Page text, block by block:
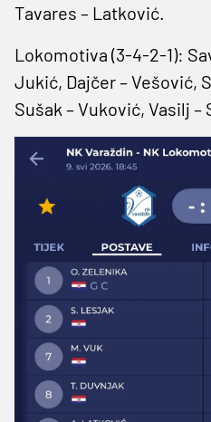
Tavares – Latković.
Lokomotiva (3-4-2-1):
Jukić, Dajčer – Vešović,
Sušak – Vuković, Vasilj –